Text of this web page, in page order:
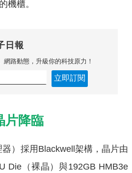
機櫃。
日報
網路動態，升級你的科技原力！
立即訂閱
片降臨
）採用Blackwell架構，晶片由
Die（裸晶）與192GB HMB3e